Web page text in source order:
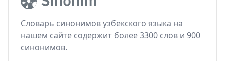
Словарь синонимов узбекского языка на
нашем сайте содержит более 3300 слов и 900
синонимов.